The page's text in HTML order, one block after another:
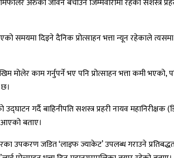
समयमा दिइने दैनिक प्रोत्साहन भत्ता न्यून रहेकाले त्यसमा
काम गर्नुपर्ने भए पनि प्रोत्साहन भत्ता कमी भएको,
गर्दै बाहिनीपति सशस्त्र प्रहरी नायव महानिरीक्षक
बताए।
उपकरण जडित ‘लाइफ ज्याकेट’ उपलब्ध गराउने